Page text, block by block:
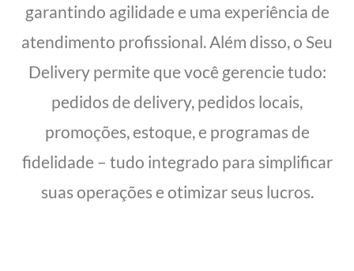
garantindo agilidade e uma experiência de
atendimento profissional. Além disso, o Seu
Delivery permite que você gerencie tudo:
pedidos de delivery, pedidos locais,
promoções, estoque, e programas de
fidelidade – tudo integrado para simplificar
suas operações e otimizar seus lucros.